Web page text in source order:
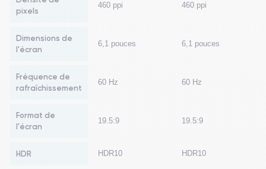
pixels
460 ppi 460 ppi
Dimensions de
l'écran
6,1 pouces 6,1 pouces
Fréquence de
rafraîchissement
60 Hz 60 Hz
Format de
l'écran
19.5:9 19.5:9
HDR HDR10 HDR10